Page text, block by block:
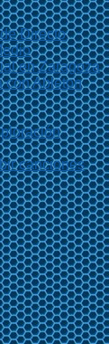
Directo
en Zaragoza
con Ableton
canciones